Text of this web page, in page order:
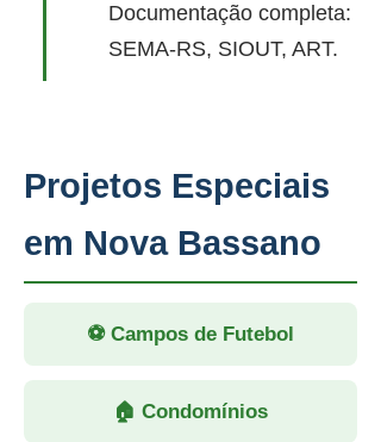
Documentação completa:
SEMA-RS, SIOUT, ART.
Projetos Especiais
em Nova Bassano
⚽ Campos de Futebol
🏠 Condomínios